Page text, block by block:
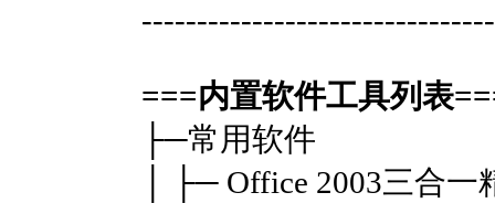
===内置软件工具列表
├─常用软件
│ ├─ Office 2003三合一